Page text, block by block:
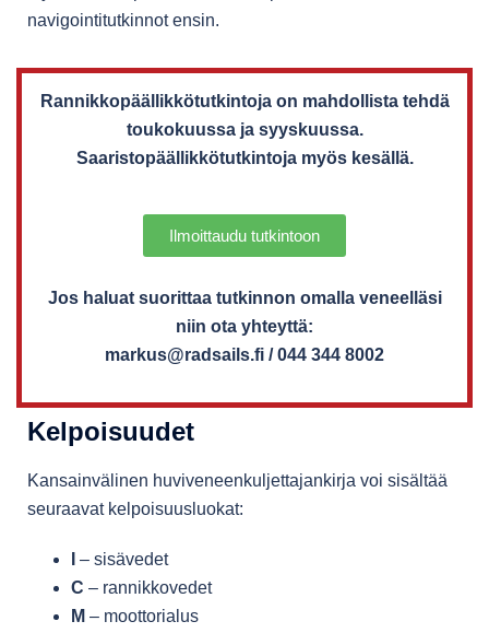
navigointitutkinnot ensin.
Rannikkopäällikkötutkintoja on mahdollista tehdä
toukokuussa ja syyskuussa.
Saaristopäällikkötutkintoja myös kesällä.
Ilmoittaudu tutkintoon
Jos haluat suorittaa tutkinnon omalla veneelläsi
niin ota yhteyttä:
markus@radsails.fi / 044 344 8002
Kelpoisuudet
Kansainvälinen huviveneenkuljettajankirja voi sisältää
seuraavat kelpoisuusluokat:
– sisävedet
C – rannikkovedet
M – moottorialus